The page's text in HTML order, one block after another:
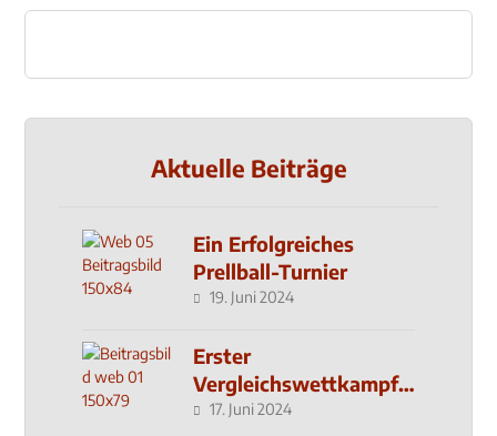
Aktuelle Beiträge
Ein Erfolgreiches
Prellball-Turnier
19. Juni 2024
Erster
Vergleichswettkampf
seit 2019
17. Juni 2024